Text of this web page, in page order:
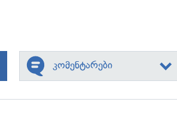
კომენტარები